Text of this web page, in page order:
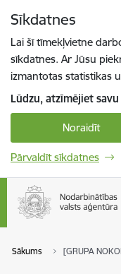
Sīkdatnes
Lai šī tīmekļvietne
sīkdatnes. Ar Jūsu
izmantotas statistikas
Lūdzu, atzīmējiet
Noraidīt
Pārvaldīt sīkdatnes
Sākums [GRUPA